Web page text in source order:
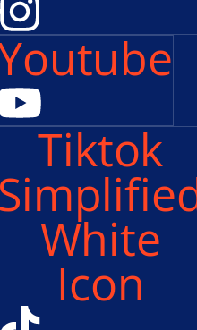
Tiktok
White
Icon